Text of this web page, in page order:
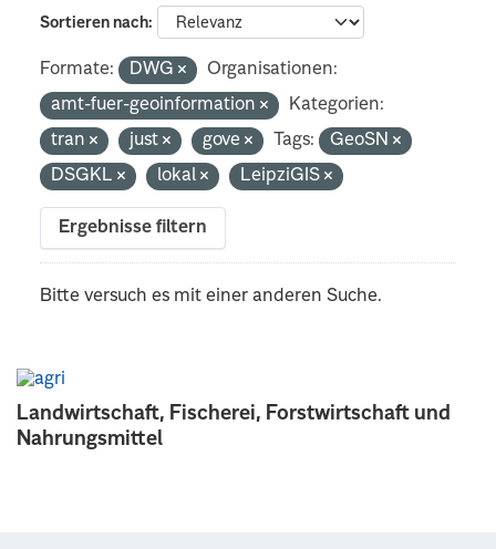
Landwirtschaft, Fischerei, Forstwirtschaft und
Nahrungsmittel
Sortieren nach
Formate: DWG
Organisationen:
amt-fuer-geoinformation
Kategorien:
tran
just gove Tags:
GeoSN
DSGKL
lokal LeipziGIS
Ergebnisse filtern
Bitte versuch es mit einer anderen Suche.